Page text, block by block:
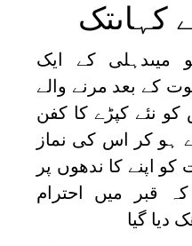
کہاںتک
ھ کو میںدہلی کے ایک
کے بعد مرنے والے
نئے کپڑے کا کفن
ہو کر اس کی نماز
اپنے کا ندھوں پر
قبر میں احترام
دیا گیا